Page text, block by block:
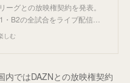
グとの放映権契約を発表。
B2の全試合をライブ配信…
しむ
内ではDAZNとの放映権契約